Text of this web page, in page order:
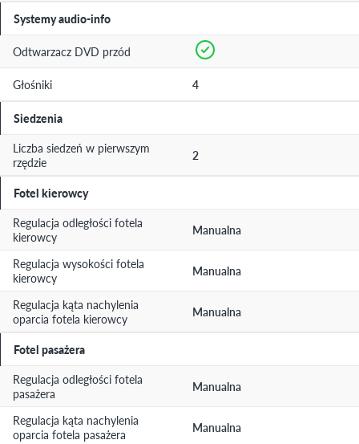
Systemy audio-info
Odtwarzacz DVD przód
Głośniki 4
Siedzenia
Liczba siedzeń w pierwszym
rzędzie
2
Fotel kierowcy
Regulacja odległości fotela
kierowcy
Manualna
Regulacja wysokości fotela
kierowcy
Manualna
Regulacja kąta nachylenia
oparcia fotela kierowcy
Manualna
Fotel pasażera
Regulacja odległości fotela
pasażera
Manualna
Regulacja kąta nachylenia
oparcia fotela pasażera
Manualna